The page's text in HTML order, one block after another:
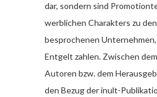
dar, sondern sind
werblichen Charakters zu
besprochenen
Entgelt zahlen. Zwischen
Autoren bzw. dem
den Bezug der inult-